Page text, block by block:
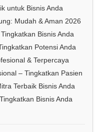
untuk Bisnis Anda
Mudah & Aman 2026
Bisnis Anda
Potensi Anda
& Terpercaya
– Tingkatkan Pasien
Terbaik Bisnis Anda
Bisnis Anda